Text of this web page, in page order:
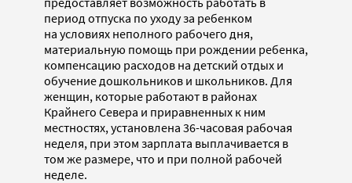
период отпуска по уходу за ребенком
на условиях неполного рабочего дня,
материальную помощь при рождении ребенка,
компенсацию расходов на детский отдых и
обучение дошкольников и школьников. Для
женщин, которые работают в районах
Крайнего Севера и приравненных к ним
местностях, установлена 36-часовая рабочая
неделя, при этом зарплата выплачивается в
том же размере, что и при полной рабочей
неделе.